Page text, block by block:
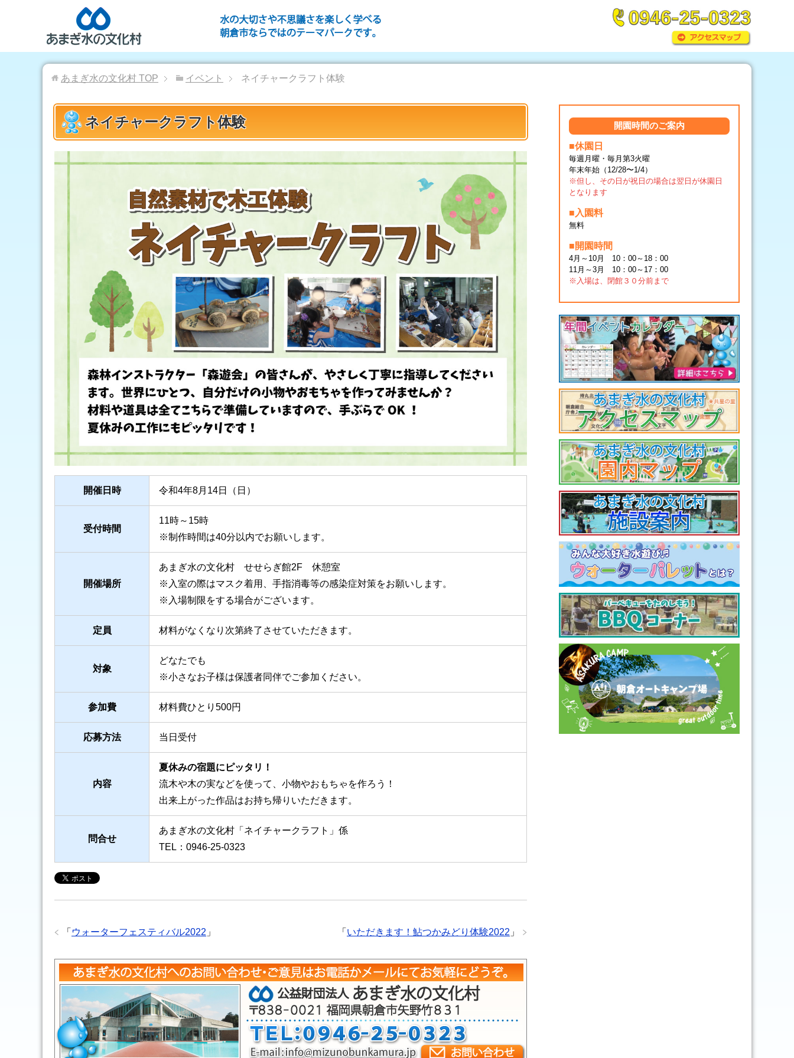
あまぎ水の文化村 TOP イベント ネイチャークラフト体験
ネイチャークラフト体験
開催日時 令和4年8月14日（日）
受付時間
11時～15時
※制作時間は40分以内でお願いします。
開催場所
あまぎ水の文化村 せせらぎ館2F 休憩室
※入室の際はマスク着用、手指消毒等の感染症対策をお願いします。
※入場制限をする場合がございます。
定員 材料がなくなり次第終了させていただきます。
対象
どなたでも
※小さなお子様は保護者同伴でご参加ください。
参加費 材料費ひとり500円
応募方法 当日受付
内容
夏休みの宿題にピッタリ！
流木や木の実などを使って、小物やおもちゃを作ろう！
出来上がった作品はお持ち帰りいただきます。
問合せ
あまぎ水の文化村「ネイチャークラフト」係
TEL：0946-25-0323
「 いただきます！鮎つかみどり体験2022 」
「 ウォーターフェスティバル2022 」
開園時間のご案内
■休園日
毎週月曜・毎月第3火曜
年末年始（12/28〜1/4）
※但し、その日が祝日の場合は翌日が休園日
となります
■入園料
無料
■開園時間
4月～10月 10：00～18：00
11月～3月 10：00～17：00
※入場は、閉館３０分前まで